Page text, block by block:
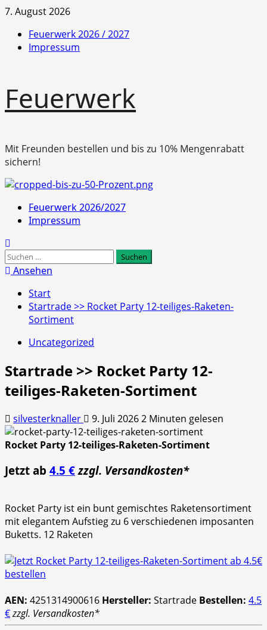
Zum
springen
7. August 2026
Feuerwerk 2026 / 2027
Impressum
Feuerwerk
Mit Freunden bestellen und bis zu 10% Mengenrabatt
sichern!
Primäres
Menü
Feuerwerk 2026/2027
Impressum
Suchen
nach:
Ansehen
Start
Startrade >> Rocket Party 12-teiliges-Raketen-
Sortiment
Uncategorized
Startrade >> Rocket Party 12-
teiliges-Raketen-Sortiment
silvesterknaller 9. Juli 20262 Minuten gelesen
Rocket Party 12-teiliges-Raketen-Sortiment
Jetzt ab 4.5 € zzgl. Versandkosten*
Rocket Party ist ein bunt gemischtes Raketensortiment
mit elegantem Aufstieg zu 6 verschiedenen imposanten
Buketts. 12 Raketen
AEN: 4251314900616 Hersteller: Startrade Bestellen: 4.5
€zzgl. Versandkosten*